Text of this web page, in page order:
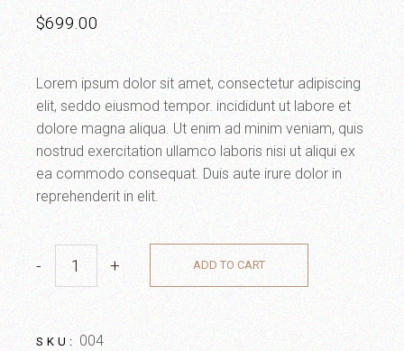
$699.00
Lorem ipsum dolor sit amet, consectetur adipiscing
elit, seddo eiusmod tempor. incididunt ut labore et
dolore magna aliqua. Ut enim ad minim veniam, quis
nostrud exercitation ullamco laboris nisi ut aliqui ex
ea commodo consequat. Duis aute irure dolor in
reprehenderit in elit.
- + ADD TO CART
SKU: 004